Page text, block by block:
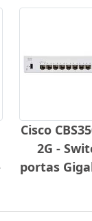
Cisco
2G -
portas